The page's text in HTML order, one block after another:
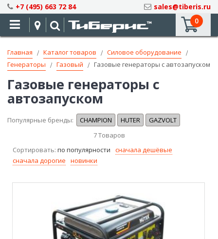
Skip
to
Content
+7 (495) 663 72 84
sales@tiberis.ru
0
Главная Каталог товаров
Силовое оборудование
Генераторы
Газовый Газовые генераторы с автозапуском
Газовые генераторы с
автозапуском
Популярные бренды: CHAMPION HUTER
GAZVOLT
7Товаров
Сортировать: по популярности
сначала дешёвые
сначала дорогие
новинки